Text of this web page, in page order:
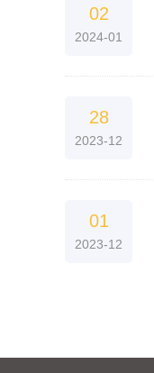
02
2024-01
28
2023-12
01
2023-12